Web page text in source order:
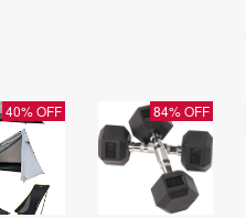
40% OFF 84% OFF